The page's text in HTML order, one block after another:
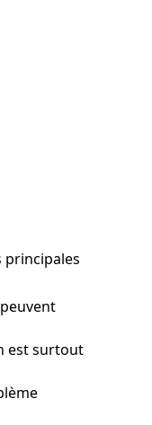
principales
est surtout